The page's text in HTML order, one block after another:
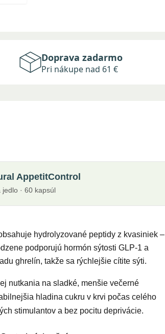
Doprava zadarmo
Pri nákupe nad 61 €
AppetitControl
· 60 kapsúl
hydrolyzované peptidy z kvasiniek –
podporujú hormón sýtosti GLP-1 a
ghrelín, takže sa rýchlejšie cítite sýti.
nutkania na sladké, menšie večerné
hladina cukru v krvi počas celého
stimulantov a bez pocitu deprivácie.